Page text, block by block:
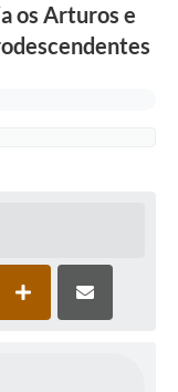
os Arturos e